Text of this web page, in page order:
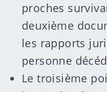
proches
deuxième
les rapports
personne
Le troisième